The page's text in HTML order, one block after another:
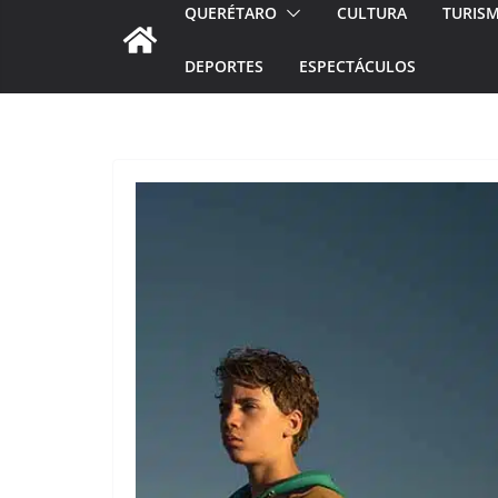
QUERÉTARO CULTURA
DEPORTES ESPECTÁCULOS